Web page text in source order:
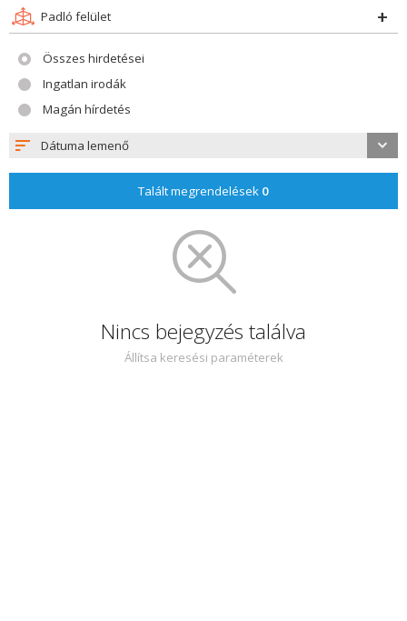
Padló felület
Összes hirdetései
Ingatlan irodák
Magán hírdetés
Dátuma lemenő
Talált megrendelések 0
Nincs bejegyzés találva
Állítsa keresési paraméterek